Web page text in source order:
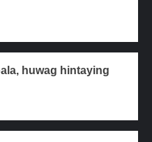
huwag hintaying